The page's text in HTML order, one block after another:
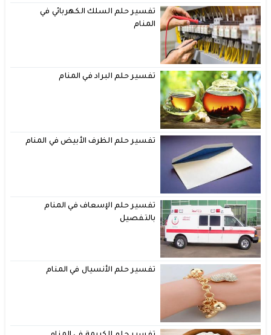
تفسير حلم السلك الكهربائي في
المنام
تفسير حلم البراد في المنام
تفسير حلم الظرف الأبيض في المنام
تفسير حلم الإسعاف في المنام
بالتفصيل
تفسير حلم الأنسيال في المنام